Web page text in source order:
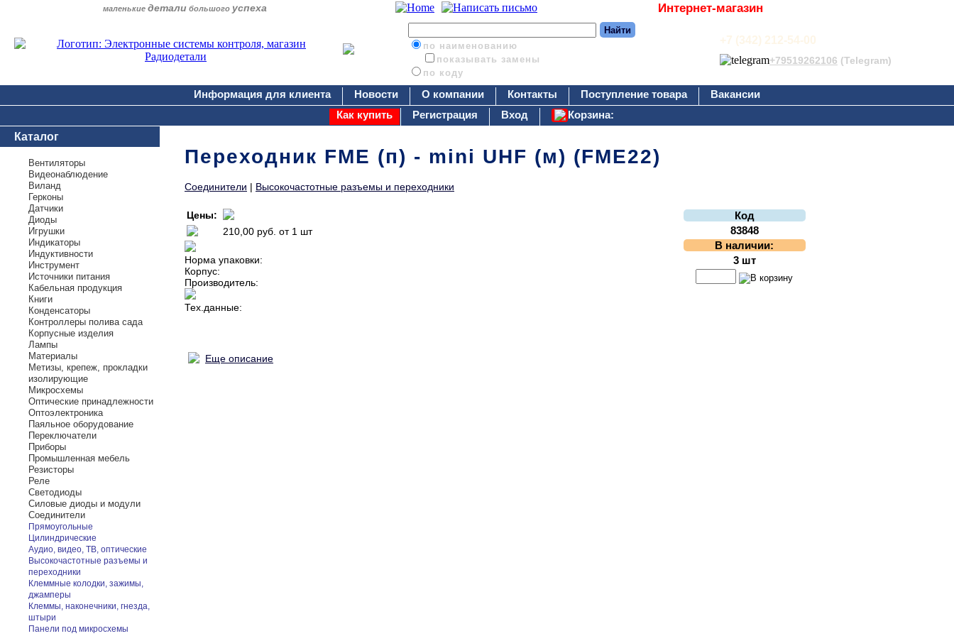
маленькие детали большого успеха Интернет-магазин
по наименованию
показывать замены
по коду
+7 (342) 212-54-00
+79519262106 (Telegram)
Информация для клиента Новости О компании Контакты Поступление товара
Вакансии
Как купить
Регистрация Вход
Корзина:
Каталог
Вентиляторы
Видеонаблюдение
Виланд
Герконы
Датчики
Диоды
Игрушки
Индикаторы
Индуктивности
Инструмент
Источники питания
Кабельная продукция
Книги
Конденсаторы
Контроллеры полива сада
Корпусные изделия
Лампы
Материалы
Метизы, крепеж, прокладки
изолирующие
Микросхемы
Оптические принадлежности
Оптоэлектроника
Паяльное оборудование
Переключатели
Приборы
Промышленная мебель
Резисторы
Реле
Светодиоды
Силовые диоды и модули
Соединители
Прямоугольные
Цилиндрические
Аудио, видео, ТВ, оптические
Высокочастотные разъемы и
переходники
Клеммные колодки, зажимы,
джамперы
Клеммы, наконечники, гнезда,
штыри
Панели под микросхемы
Переходник FME (п) - mini UHF (м) (FME22)
Соединители | Высокочастотные разъемы и переходники
Цены:
210,00 руб. от 1 шт
Норма упаковки:
Корпус:
Производитель:
Тех.данные:
Код
83848
В наличии:
3 шт
Еще описание